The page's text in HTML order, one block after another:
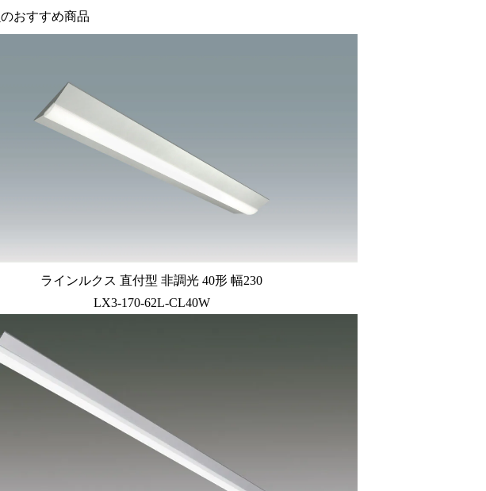
のおすすめ商品
ラインルクス 直付型 非調光 40形 幅230
LX3-170-62L-CL40W